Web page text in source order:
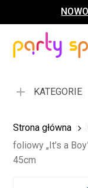
to
content
KATEGORIE
Strona główna
foliowy „It’s a
45cm